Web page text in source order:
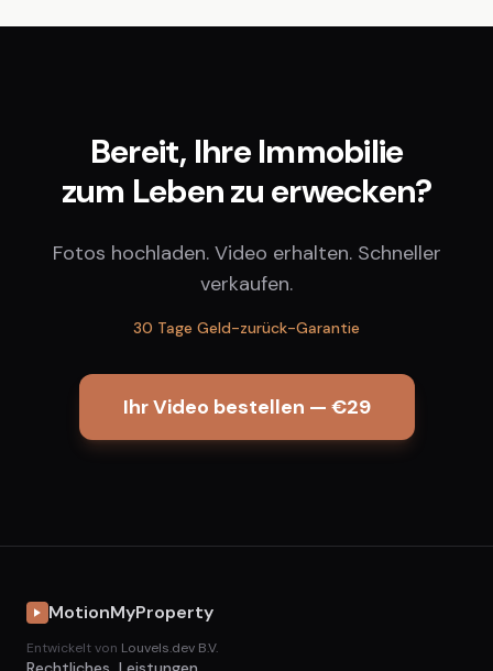
Bereit, Ihre Immobilie
zum Leben zu erwecken?
Fotos hochladen. Video erhalten. Schneller
verkaufen.
30 Tage Geld-zurück-Garantie
Ihr Video bestellen — €29
MotionMyProperty
Entwickelt von Louvels.dev B.V.